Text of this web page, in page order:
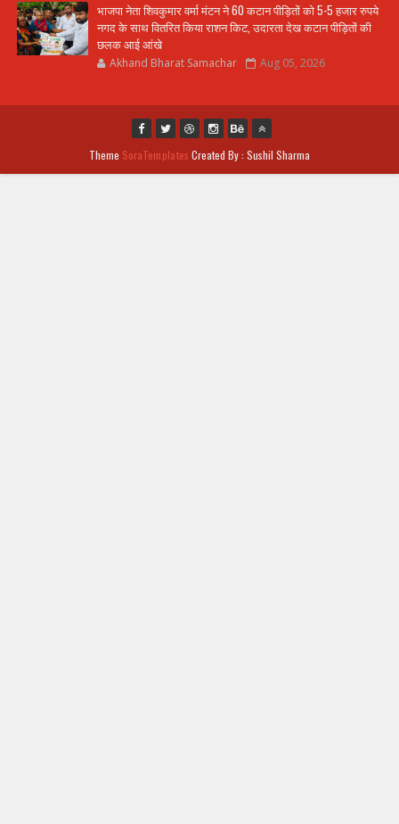
भाजपा नेता शिवकुमार वर्मा मंटन ने 60 कटान पीड़ितों को 5-5 हजार रुपये
नगद के साथ वितरित किया राशन किट, उदारता देख कटान पीड़ितों की
छलक आई आंखे
Akhand Bharat Samachar Aug 05, 2026
Theme SoraTemplates Created By : Sushil Sharma